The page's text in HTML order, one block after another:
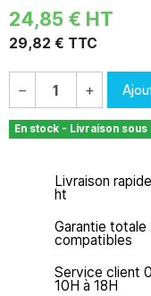
24,85 € HT
29,82 € TTC
− +
En stock - Livraison
Livraison
ht
Garantie
compatibles
Service client
10H à 18H